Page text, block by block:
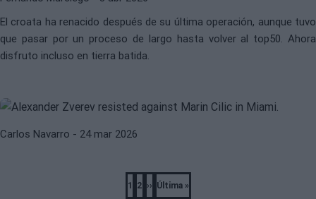
El croata ha renacido después de su última operación, aunque tuvo
que pasar por un proceso de largo hasta volver al top50. Ahora
disfruto incluso en tierra batida.
ALEXANDER ZVEREVMARIN CILIC
Carlos Navarro - 24 mar 2026
Página
1
Página
2
Next
››
Last
Última »